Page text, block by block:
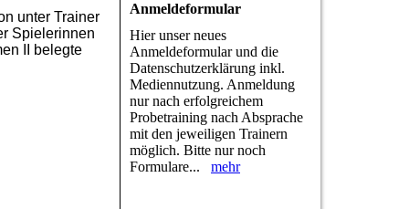
unter Trainer
Spielerinnen
II belegte
Anmeldeformular
Hier unser neues
Anmeldeformular und die
Datenschutzerklärung inkl.
Mediennutzung. Anmeldung
nur nach erfolgreichem
Probetraining nach Absprache
mit den jeweiligen Trainern
möglich. Bitte nur noch
Formulare... mehr